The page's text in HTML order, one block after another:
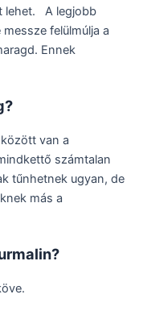
lehet. A legjobb
felülmúlja a
Ennek
van a
számtalan
tűnhetnek ugyan, de
más a